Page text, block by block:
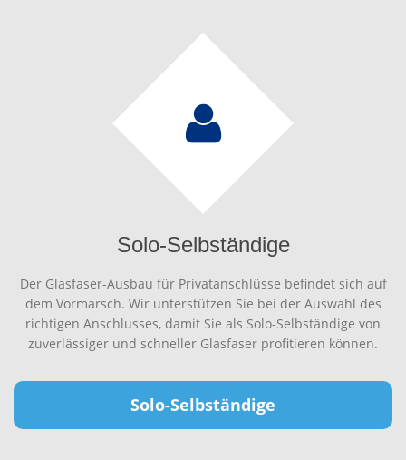
Solo-Selbständige
Der Glasfaser-Ausbau für Privatanschlüsse befindet sich auf
dem Vormarsch. Wir unterstützen Sie bei der Auswahl des
richtigen Anschlusses, damit Sie als Solo-Selbständige von
zuverlässiger und schneller Glasfaser profitieren können.
Solo-Selbständige